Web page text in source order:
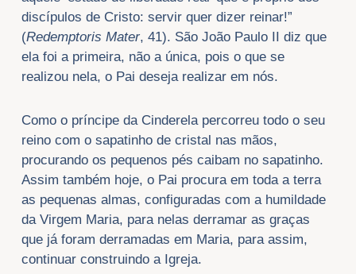
discípulos de Cristo: servir quer dizer reinar!”
(Redemptoris Mater, 41). São João Paulo II diz que
ela foi a primeira, não a única, pois o que se
realizou nela, o Pai deseja realizar em nós.
Como o príncipe da Cinderela percorreu todo o seu
reino com o sapatinho de cristal nas mãos,
procurando os pequenos pés caibam no sapatinho.
Assim também hoje, o Pai procura em toda a terra
as pequenas almas, configuradas com a humildade
da Virgem Maria, para nelas derramar as graças
que já foram derramadas em Maria, para assim,
continuar construindo a Igreja.